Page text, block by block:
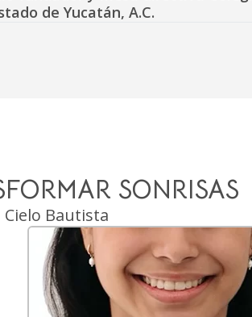
de Yucatán, A.C.
SONRISAS
Bautista